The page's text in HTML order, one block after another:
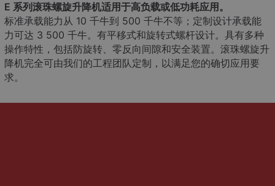
E 系列滚珠螺旋升降机适用于高负载或低功耗应用。
标准承载能力从 10 千牛到 500 千牛不等；定制设计承载能
力可达 3 500 千牛。有平移式和旋转式螺杆设计。具有多种
操作特性，包括防旋转、零反向间隙和安全装置。滚珠螺旋升
降机完全可由我们的工程团队定制，以满足您的确切应用要
求。